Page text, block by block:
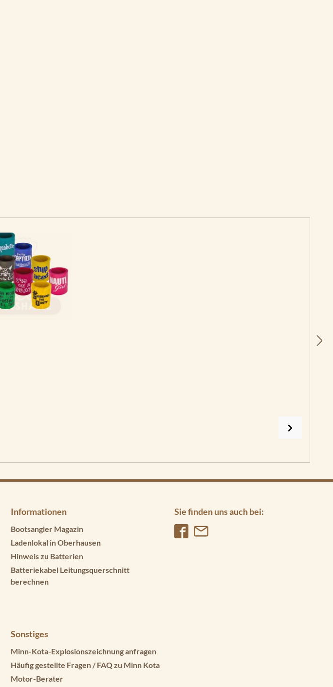
Informationen
Bootsangler Magazin
Ladenlokal in Oberhausen
Hinweis zu Batterien
Batteriekabel Leitungsquerschnitt
berechnen
Sie finden uns auch bei:
Sonstiges
Minn-Kota-Explosionszeichnung anfragen
Häufig gestellte Fragen / FAQ zu Minn Kota
Motor-Berater